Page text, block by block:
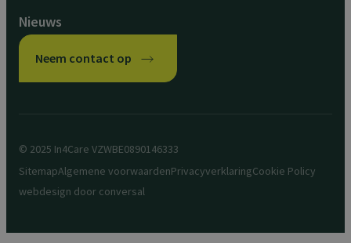
Nieuws
Neem contact op
© 2025 In4Care VZWBE0890146333
SitemapAlgemene voorwaardenPrivacyverklaringCookie Policy
webdesign door conversal